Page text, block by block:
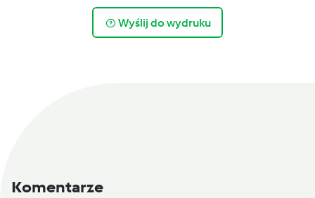
Wyślij do wydruku
Komentarze